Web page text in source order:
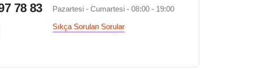
78 83 Pazartesi - Cumartesi - 08:00 - 19:00
Sıkça Sorulan Sorular